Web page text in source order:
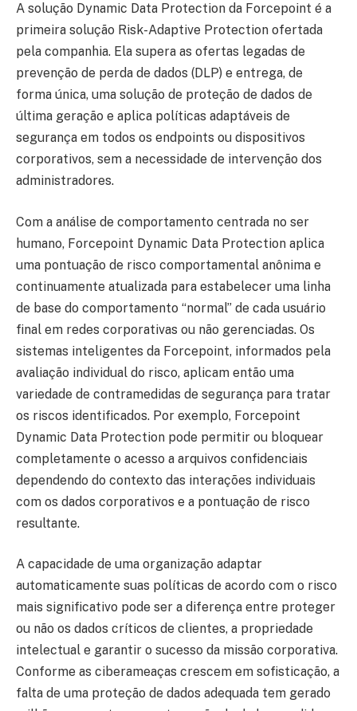
A solução Dynamic Data Protection da Forcepoint é a
primeira solução Risk-Adaptive Protection ofertada
pela companhia. Ela supera as ofertas legadas de
prevenção de perda de dados (DLP) e entrega, de
forma única, uma solução de proteção de dados de
última geração e aplica políticas adaptáveis de
segurança em todos os endpoints ou dispositivos
corporativos, sem a necessidade de intervenção dos
administradores.
Com a análise de comportamento centrada no ser
humano, Forcepoint Dynamic Data Protection aplica
uma pontuação de risco comportamental anônima e
continuamente atualizada para estabelecer uma linha
de base do comportamento “normal” de cada usuário
final em redes corporativas ou não gerenciadas. Os
sistemas inteligentes da Forcepoint, informados pela
avaliação individual do risco, aplicam então uma
variedade de contramedidas de segurança para tratar
os riscos identificados. Por exemplo, Forcepoint
Dynamic Data Protection pode permitir ou bloquear
completamente o acesso a arquivos confidenciais
dependendo do contexto das interações individuais
com os dados corporativos e a pontuação de risco
resultante.
A capacidade de uma organização adaptar
automaticamente suas políticas de acordo com o risco
mais significativo pode ser a diferença entre proteger
ou não os dados críticos de clientes, a propriedade
intelectual e garantir o sucesso da missão corporativa.
Conforme as ciberameaças crescem em sofisticação, a
falta de uma proteção de dados adequada tem gerado